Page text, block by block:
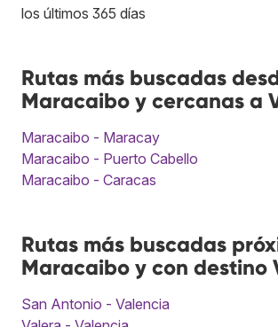
los últimos 365 días
Rutas más buscadas
Maracaibo y cercanas a
Maracaibo - Maracay
Maracaibo - Puerto Cabello
Maracaibo - Caracas
Rutas más buscadas
Maracaibo y con destino
San Antonio - Valencia